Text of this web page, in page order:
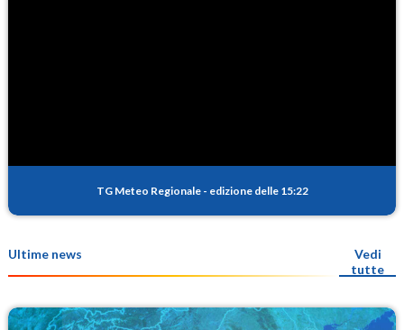
TG Meteo Regionale - edizione delle 15:22
Ultime news
Vedi
tutte